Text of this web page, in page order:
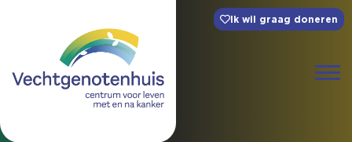
Ik wil graag doneren